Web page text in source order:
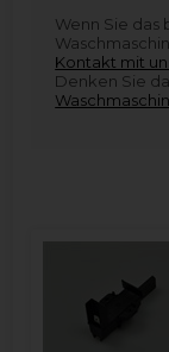
Wenn Sie das
Kontakt mit
Denken Sie